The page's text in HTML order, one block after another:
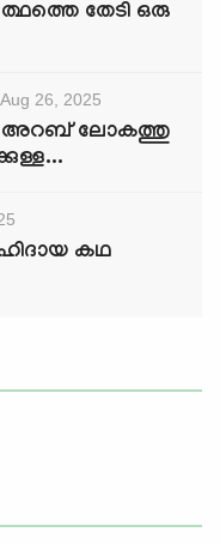
തേടി ഒരു
Aug 26, 2025
: അറബ് ലോകത്തു
കഥ